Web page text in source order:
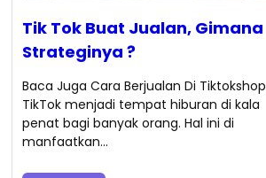
Tik Tok Buat Jualan, Gimana
Strateginya ?
Baca Juga Cara Berjualan Di Tiktokshop
TikTok menjadi tempat hiburan di kala
penat bagi banyak orang. Hal ini di
manfaatkan…